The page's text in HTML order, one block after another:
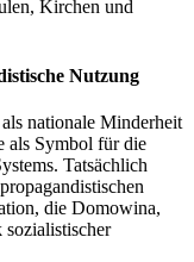
Kirchen und
Nutzung
nationale Minderheit
als Symbol für die
Tatsächlich
die Domowina,